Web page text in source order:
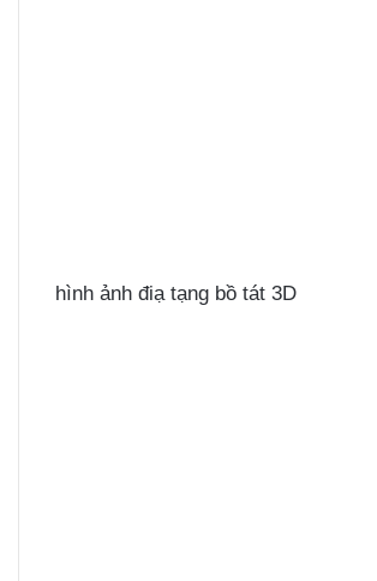
hình ảnh điạ tạng bồ tát 3D